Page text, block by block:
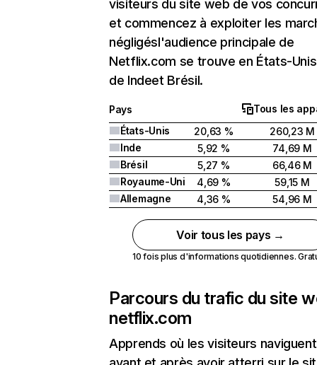
visiteurs du site web de vos
et commencez à exploiter les
négligésl'audience principale de
Netflix.com se trouve en États-
de Indeet Brésil.
Pays
Tous les
États-Unis
20,63 %
260,23 M
Inde
5,92 %
74,69 M
Brésil
5,27 %
66,46 M
Royaume-Uni
4,69 %
59,15 M
Allemagne
4,36 % 54,96 M
Voir tous les pays →
10 fois plus d'informations quotidiennes.
Parcours du trafic du site
netflix.com
Apprends où les visiteurs naviguent